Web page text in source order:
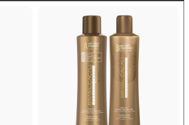
Rica
Ristructa